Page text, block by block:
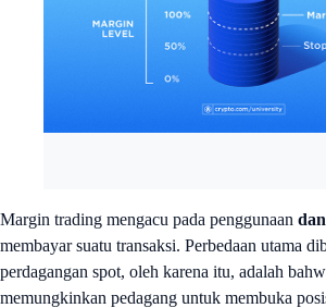
Margin trading mengacu pada penggunaan
membayar suatu transaksi. Perbedaan utama
perdagangan spot, oleh karena itu, adalah
memungkinkan pedagang untuk membuka